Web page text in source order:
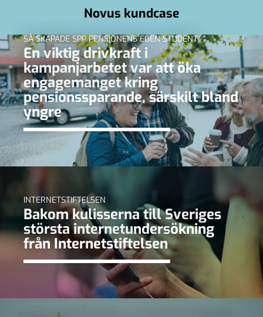
Novus kundcase
SÅ SKAPADE SPP PENSIONENS EGEN STUDENT
En viktig drivkraft i
kampanjarbetet var att öka
engagemanget kring
pensionssparande, särskilt bland
yngre
INTERNETSTIFTELSEN
Bakom kulisserna till Sveriges
största internetundersökning
från Internetstiftelsen